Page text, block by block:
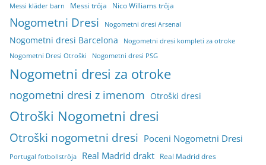
Messi kläder barn Messi tröja Nico Williams tröja
Nogometni Dresi Nogometni dresi Arsenal
Nogometni dresi Barcelona
Nogometni dresi kompleti za otroke
Nogometni Dresi Otroški
Nogometni dresi PSG
Nogometni dresi za otroke
nogometni dresi z imenom Otroški dresi
Otroški Nogometni dresi
Otroški nogometni dresi Poceni Nogometni Dresi
Portugal fotbollströja Real Madrid drakt Real Madrid dres